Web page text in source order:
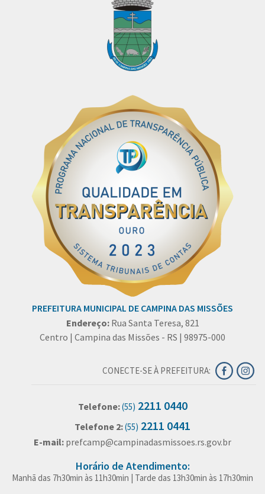
PREFEITURA MUNICIPAL DE CAMPINA DAS MISSÕES
Endereço: Rua Santa Teresa, 821
Centro | Campina das Missões - RS | 98975-000
CONECTE-SE À PREFEITURA:
Telefone:(55) 2211 0440
Telefone 2:(55) 2211 0441
E-mail: prefcamp@campinadasmissoes.rs.gov.br
Horário de Atendimento:
Manhã das 7h30min às 11h30min | Tarde das 13h30min às 17h30min